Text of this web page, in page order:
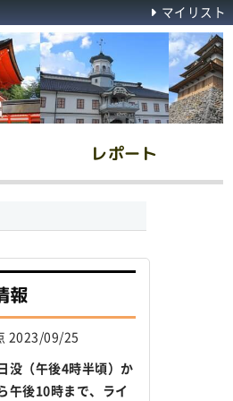
レポート
マイリスト
報
2023/09/25
没（午後4時半頃）か
午後10時まで、ライ